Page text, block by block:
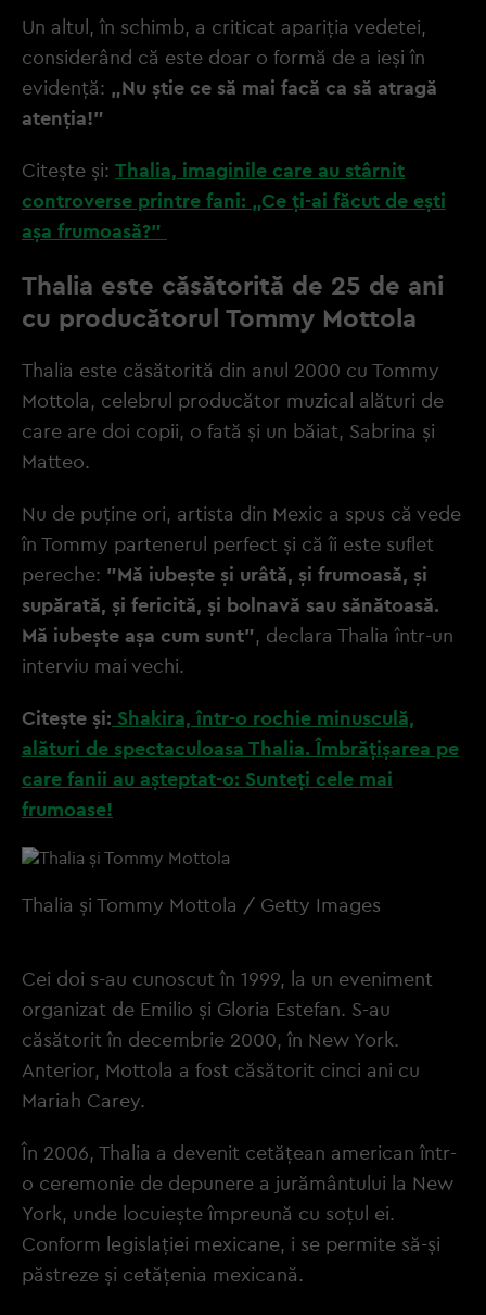
Un altul, în schimb, a criticat apariția vedetei,
considerând că este doar o formă de a ieși în
evidență: „Nu știe ce să mai facă ca să atragă
atenția!”
Citește și: Thalia, imaginile care au stârnit
controverse printre fani: „Ce ți-ai făcut de ești
așa frumoasă?”
Thalia este căsătorită de 25 de ani
cu producătorul Tommy Mottola
Thalia este căsătorită din anul 2000 cu Tommy
Mottola, celebrul producător muzical alături de
care are doi copii, o fată și un băiat, Sabrina și
Matteo.
Nu de puține ori, artista din Mexic a spus că vede
în Tommy partenerul perfect și că îi este suflet
pereche: "Mă iubește și urâtă, și frumoasă, și
supărată, și fericită, și bolnavă sau sănătoasă.
Mă iubește așa cum sunt", declara Thalia într-un
interviu mai vechi.
Citește și: Shakira, într-o rochie minusculă,
alături de spectaculoasa Thalia. Îmbrățișarea pe
care fanii au așteptat-o: Sunteți cele mai
frumoase!
Thalia și Tommy Mottola / Getty Images
Cei doi s-au cunoscut în 1999, la un eveniment
organizat de Emilio și Gloria Estefan. S-au
căsătorit în decembrie 2000, în New York.
Anterior, Mottola a fost căsătorit cinci ani cu
Mariah Carey.
În 2006, Thalia a devenit cetăţean american într-
o ceremonie de depunere a jurământului la New
York, unde locuieşte împreună cu soţul ei.
Conform legislaţiei mexicane, i se permite să-şi
păstreze și cetăţenia mexicană.